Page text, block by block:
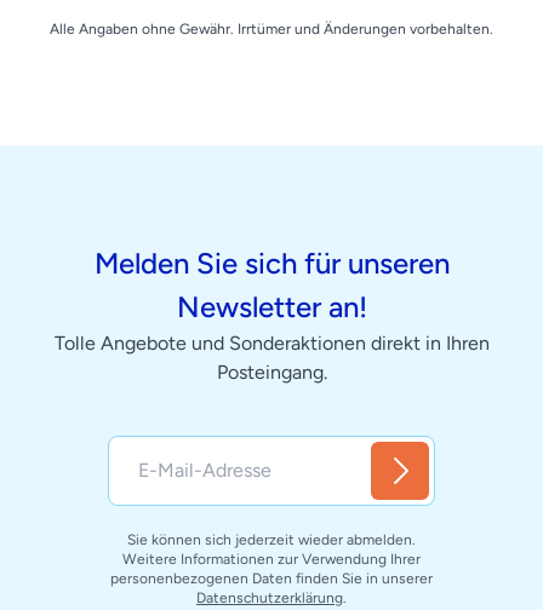
Alle Angaben ohne Gewähr. Irrtümer und Änderungen vorbehalten.
Melden Sie sich für unseren
Newsletter an!
Tolle Angebote und Sonderaktionen direkt in Ihren
Posteingang.
Sie können sich jederzeit wieder abmelden.
Weitere Informationen zur Verwendung Ihrer
personenbezogenen Daten finden Sie in unserer
Datenschutzerklärung